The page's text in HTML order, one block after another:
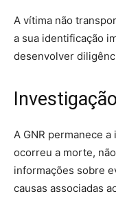
A vítima não
a sua identificação
desenvolver
A GNR permanece
ocorreu a morte,
informações sobre
causas associadas